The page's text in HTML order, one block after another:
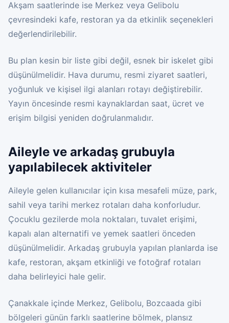
Akşam saatlerinde ise Merkez veya Gelibolu
çevresindeki kafe, restoran ya da etkinlik seçenekleri
değerlendirilebilir.
Bu plan kesin bir liste gibi değil, esnek bir iskelet gibi
düşünülmelidir. Hava durumu, resmi ziyaret saatleri,
yoğunluk ve kişisel ilgi alanları rotayı değiştirebilir.
Yayın öncesinde resmi kaynaklardan saat, ücret ve
erişim bilgisi yeniden doğrulanmalıdır.
Aileyle ve arkadaş grubuyla
yapılabilecek aktiviteler
Aileyle gelen kullanıcılar için kısa mesafeli müze, park,
sahil veya tarihi merkez rotaları daha konforludur.
Çocuklu gezilerde mola noktaları, tuvalet erişimi,
kapalı alan alternatifi ve yemek saatleri önceden
düşünülmelidir. Arkadaş grubuyla yapılan planlarda ise
kafe, restoran, akşam etkinliği ve fotoğraf rotaları
daha belirleyici hale gelir.
Çanakkale içinde Merkez, Gelibolu, Bozcaada gibi
bölgeleri günün farklı saatlerine bölmek, plansız